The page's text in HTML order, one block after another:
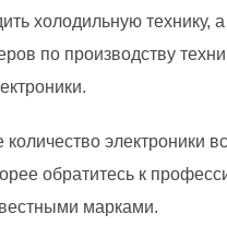
холодильную технику,
по производству
электроники
обратитесь к
марками.